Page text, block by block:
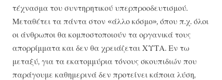
τέχνασμα του συντηρητικού υπερπροοδευτισμού.
Μεταθέτει τα πάντα στον «άλλο κόσμο», όπου π.χ. όλοι
οι άνθρωποι θα κομποστοποιούν τα οργανικά τους
απορρίμματα και δεν θα χρειάζεται ΧΥΤΑ. Εν τω
μεταξύ, για τα εκατομμύρια τόνους σκουπιδιών που
παράγουμε καθημερινά δεν προτείνει κάποια λύση,